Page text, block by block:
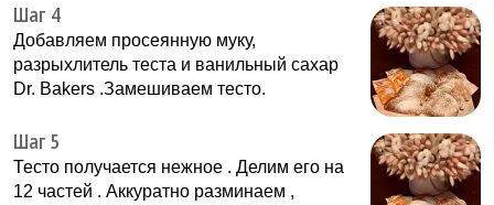
Шаг 4
Добавляем просеянную муку,
разрыхлитель теста и ванильный сахар
Dr. Bakers .Замешиваем тесто.
Шаг 5
Тесто получается нежное . Делим его на
12 частей . Аккуратно разминаем ,